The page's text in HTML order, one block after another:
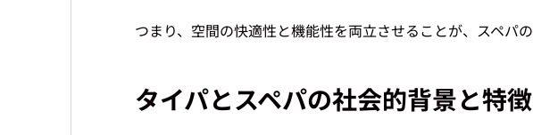
タイパとスペパの社会的背景と特徴